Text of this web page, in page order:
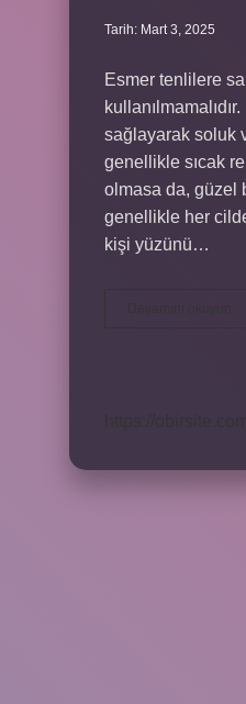
Tarih: Mart 3, 2025
Esmer tenlilere
sağlayarak soluk
genellikle sıcak
olmasa da, güzel
genellikle her
kişi yüzünü…